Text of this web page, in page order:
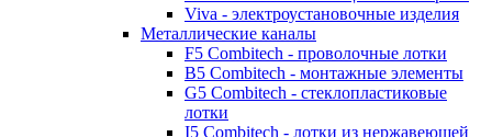
Viva - электроустановочные изделия
Металлические каналы
F5 Combitech - проволочные лотки
B5 Combitech - монтажные элементы
G5 Combitech - стеклопластиковые
лотки
I5 Combitech - лотки из нержавеющей